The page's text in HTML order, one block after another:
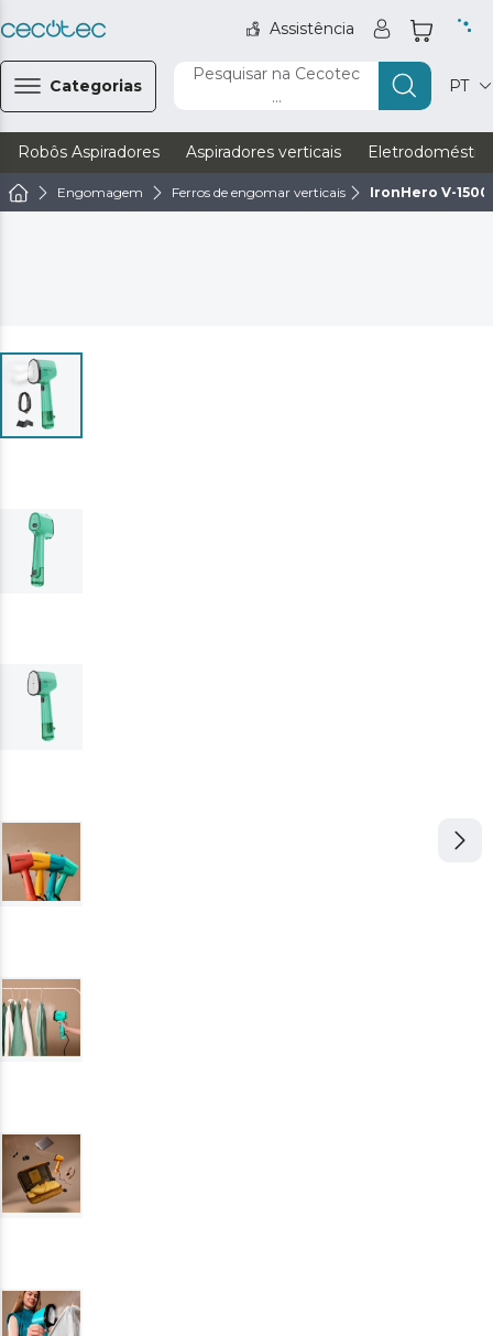
Assistência
Categorias
Pesquisar na Cecotec
...
PT
Robôs Aspiradores Aspiradores verticais
Engomagem Ferros de engomar verticais IronHero V-